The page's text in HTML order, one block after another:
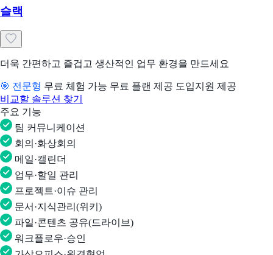
슬랙
더욱 간편하고 즐겁고 생산적인 업무 환경을 만드세요
🎯 전문형 무료 체험 가능 무료 플랜 제공 도입지원 제공
비교할 솔루션 찾기
주요 기능
팀 커뮤니케이션
회의·화상회의
메일·캘린더
업무·할일 관리
프로젝트·이슈 관리
문서·지식관리(위키)
파일·콘텐츠 공유(드라이브)
워크플로우·승인